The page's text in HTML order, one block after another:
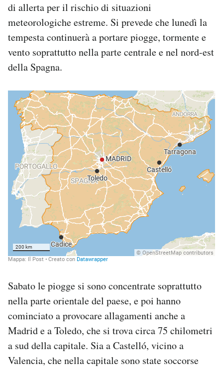
di allerta per il rischio di situazioni
meteorologiche estreme. Si prevede che lunedì la
tempesta continuerà a portare piogge, tormente e
vento soprattutto nella parte centrale e nel nord-est
della Spagna.
Sabato le piogge si sono concentrate soprattutto
nella parte orientale del paese, e poi hanno
cominciato a provocare allagamenti anche a
Madrid e a Toledo, che si trova circa 75 chilometri
a sud della capitale. Sia a Castelló, vicino a
Valencia, che nella capitale sono state soccorse